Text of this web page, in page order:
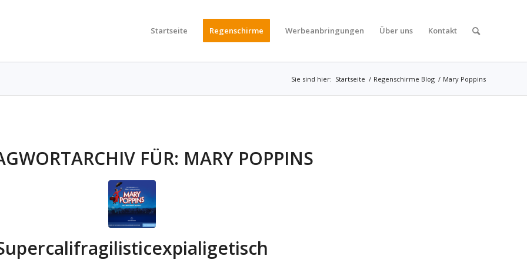
Startseite Regenschirme Werbeanbringungen Über uns Kontakt
Sie sind hier: Startseite / Regenschirme Blog / Mary Poppins
FÜR: MARY POPPINS